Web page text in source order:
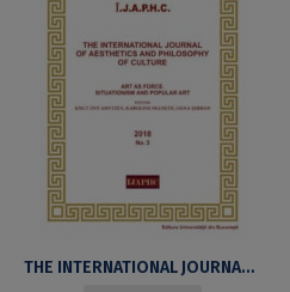
THE INTERNATIONAL JOURNAL OF AESTHETICS AND PHILOSOPHY OF CULTURE, NO. 3/2018